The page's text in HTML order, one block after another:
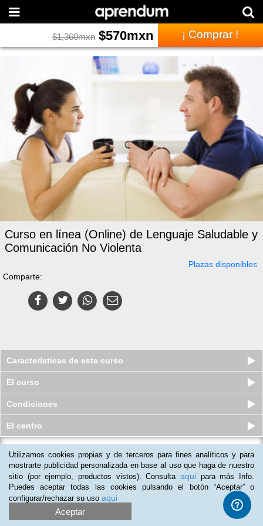
$1,360mxn $570mxn ¡ Comprar !
Curso en línea (Online) de Lenguaje Saludable y
Comunicación No Violenta
Plazas disponibles
Comparte:
Características de este curso
El curso
Condiciones
El centro
Pack 2 Cursos en línea (Online):
PNL + Coaching y Efectividad ...
Plazas agotadas
$ 4,100mxn $899mxn
( 6)
Utilizamos cookies propias y de terceros para fines analíticos y para
mostrarte publicidad personalizada en base al uso que haga de nuestro
sitio (por ejemplo, productos vistos). Consulta aqui para más Info.
Puedes aceptar todas las cookies pulsando el botón “Aceptar” o
configurar/rechazar su uso aqui
Aceptar